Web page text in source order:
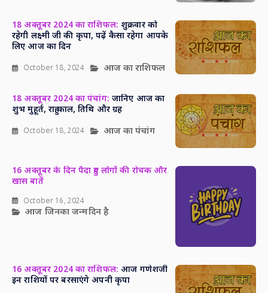
18 अक्तूबर 2024 का राशिफल: शुक्रवार को
रहेगी लक्ष्मी जी की कृपा, पढ़ें कैसा रहेगा आपके
लिए आज का दिन
October 18, 2024 आज का राशिफल
18 अक्तूबर 2024 का पंचांग: जानिए आज का
शुभ मुहूर्त, राहु काल, तिथि और ग्रह
October 18, 2024 आज का पंचांग
16 अक्तूबर के दिन पैदा हुए लोगों की रोचक और
खास बातें
October 16, 2024
आज जिनका जन्मदिन है
16 अक्तूबर 2024 का राशिफल: आज गणेशजी
इन राशियों पर बरसाएंगे अपनी कृपा